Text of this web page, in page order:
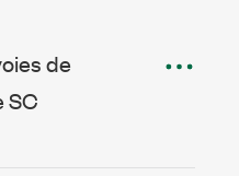
de
SC